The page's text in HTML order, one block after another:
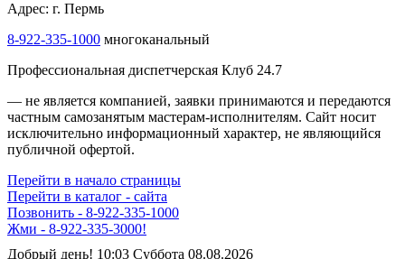
Адрес: г. Пермь
8-922-335-1000 многоканальный
Профессиональная диспетчерская Клуб 24.7
— не является компанией, заявки принимаются и передаются
частным самозанятым мастерам‑исполнителям. Сайт носит
исключительно информационный характер, не являющийся
публичной офертой.
Перейти в начало страницы
Перейти в каталог - сайта
Позвонить - 8-922-335-1000
Жми - 8-922-335-3000!
Добрый день! 10:03 Суббота 08.08.2026